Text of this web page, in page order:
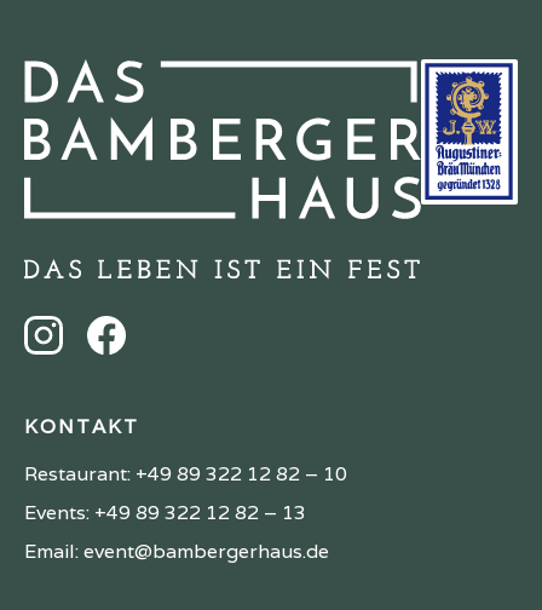
KONTAKT
Restaurant: +49 89 322 12 82 – 10
Events: +49 89 322 12 82 – 13
Email: event@bambergerhaus.de